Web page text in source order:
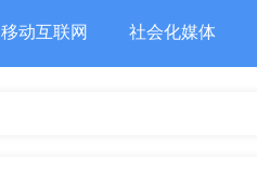
移动互联网 社会化媒体